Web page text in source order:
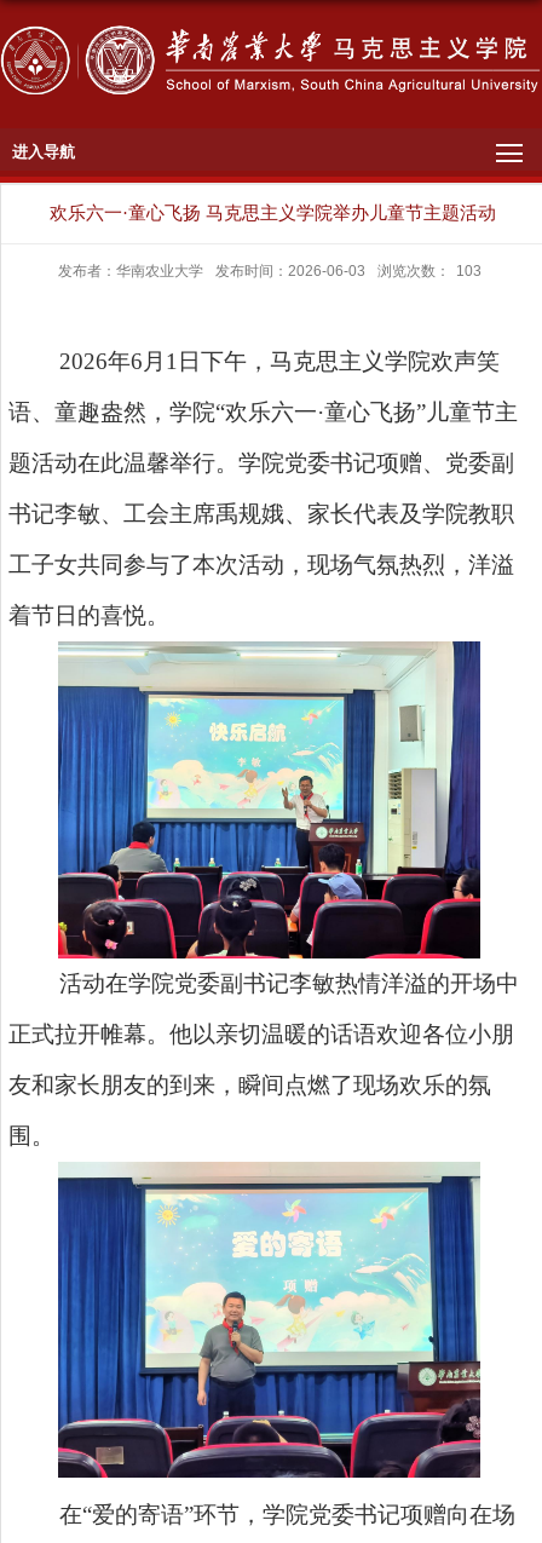
进入导航
欢乐六一·童心飞扬 马克思主义学院举办儿童节主题活动
发布者：华南农业大学 发布时间：2026-06-03 浏览次数： 103
2026年6月1日下午，马克思主义学院欢声笑
语、童趣盎然，学院“欢乐六一·童心飞扬”儿童节主
题活动在此温馨举行。学院党委书记项赠、党委副
书记李敏、工会主席禹规娥、家长代表及学院教职
工子女共同参与了本次活动，现场气氛热烈，洋溢
着节日的喜悦。
活动在学院党委副书记李敏热情洋溢的开场中
正式拉开帷幕。他以亲切温暖的话语欢迎各位小朋
友和家长朋友的到来，瞬间点燃了现场欢乐的氛
围。
在“爱的寄语”环节，学院党委书记项赠向在场